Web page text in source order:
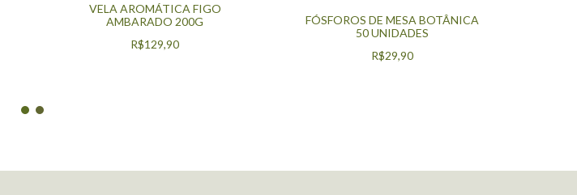
VELA AROMÁTICA FIGO
AMBARADO 200G
R$129,90
FÓSFOROS DE MESA BOTÂNICA
50 UNIDADES
R$29,90